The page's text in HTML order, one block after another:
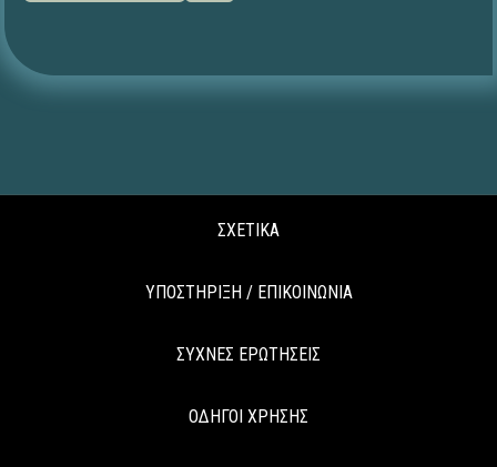
ΣΧΕΤΙΚΑ
ΥΠΟΣΤΗΡΙΞΗ / ΕΠΙΚΟΙΝΩΝΙΑ
ΣΥΧΝΕΣ ΕΡΩΤΗΣΕΙΣ
ΟΔΗΓΟΙ ΧΡΗΣΗΣ